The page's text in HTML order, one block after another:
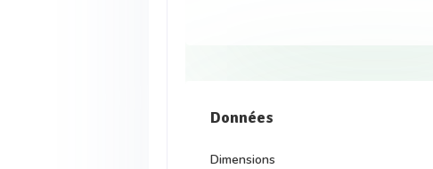
Données
Dimensions